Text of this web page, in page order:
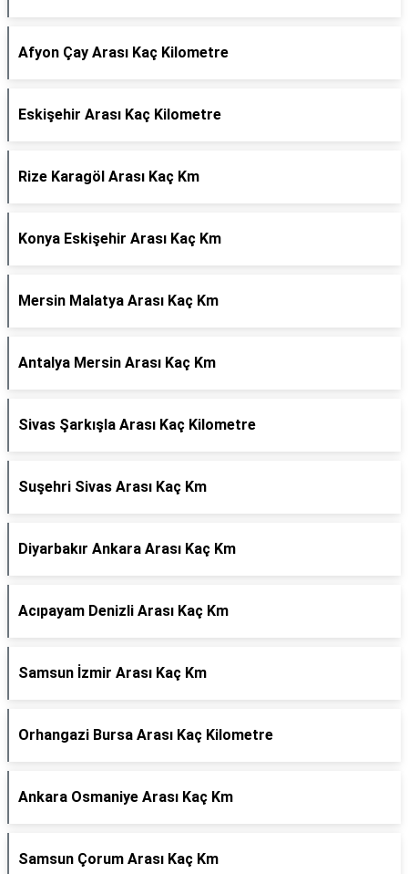
Afyon Çay Arası Kaç Kilometre
Eskişehir Arası Kaç Kilometre
Rize Karagöl Arası Kaç Km
Konya Eskişehir Arası Kaç Km
Mersin Malatya Arası Kaç Km
Antalya Mersin Arası Kaç Km
Sivas Şarkışla Arası Kaç Kilometre
Suşehri Sivas Arası Kaç Km
Diyarbakır Ankara Arası Kaç Km
Acıpayam Denizli Arası Kaç Km
Samsun İzmir Arası Kaç Km
Orhangazi Bursa Arası Kaç Kilometre
Ankara Osmaniye Arası Kaç Km
Samsun Çorum Arası Kaç Km